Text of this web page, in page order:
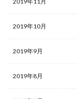
2019年10月
2019年9月
2019年8月